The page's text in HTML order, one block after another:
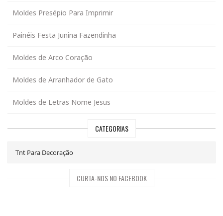
Moldes Presépio Para Imprimir
Painéis Festa Junina Fazendinha
Moldes de Arco Coração
Moldes de Arranhador de Gato
Moldes de Letras Nome Jesus
CATEGORIAS
CURTA-NOS NO FACEBOOK